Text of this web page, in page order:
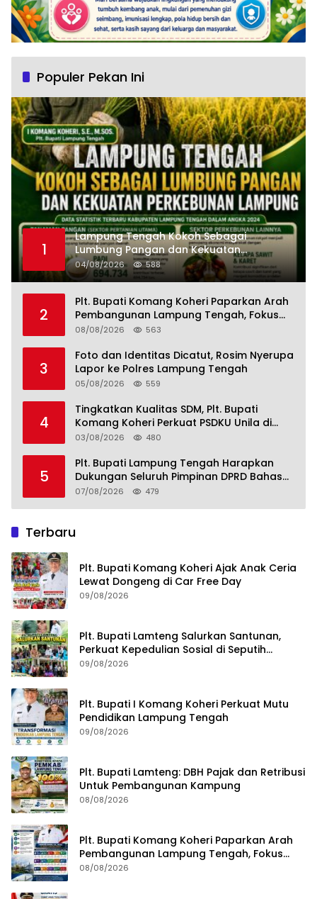
Populer Pekan Ini
1
Lampung Tengah Kokoh Sebagai
Lumbung Pangan dan Kekuatan
Perkebunan Lampung, Komang Koheri:
Kemandirian Pangan adalah Fondasi
04/08/2026 588
2
Plt. Bupati Komang Koheri Paparkan Arah
Pembangunan Lampung Tengah, Fokus
pada SDM, Ekonomi, Infrastruktur dan
08/08/2026 563
3
Foto dan Identitas Dicatut, Rosim Nyerupa
Lapor ke Polres Lampung Tengah
05/08/2026 559
4
Tingkatkan Kualitas SDM, Plt. Bupati
Komang Koheri Perkuat PSDKU Unila di
Lampung Tengah
03/08/2026 480
5
Plt. Bupati Lampung Tengah Harapkan
Dukungan Seluruh Pimpinan DPRD Bahas
RKUA-PPAS APBD Tahun 2027
07/08/2026 479
Terbaru
Plt. Bupati Komang Koheri Ajak Anak Ceria
Lewat Dongeng di Car Free Day
09/08/2026
Plt. Bupati Lamteng Salurkan Santunan,
Perkuat Kepedulian Sosial di Seputih
Mataram
09/08/2026
Plt. Bupati I Komang Koheri Perkuat Mutu
Pendidikan Lampung Tengah
09/08/2026
Plt. Bupati Lamteng: DBH Pajak dan Retribusi
Untuk Pembangunan Kampung
08/08/2026
Plt. Bupati Komang Koheri Paparkan Arah
Pembangunan Lampung Tengah, Fokus
pada SDM, Ekonomi, Infrastruktur dan
08/08/2026